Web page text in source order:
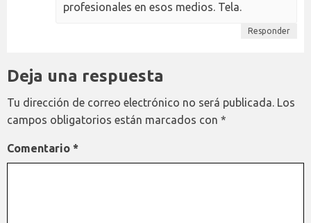
profesionales en esos medios. Tela.
Responder
Deja una respuesta
Tu dirección de correo electrónico no será publicada. Los
campos obligatorios están marcados con *
Comentario *